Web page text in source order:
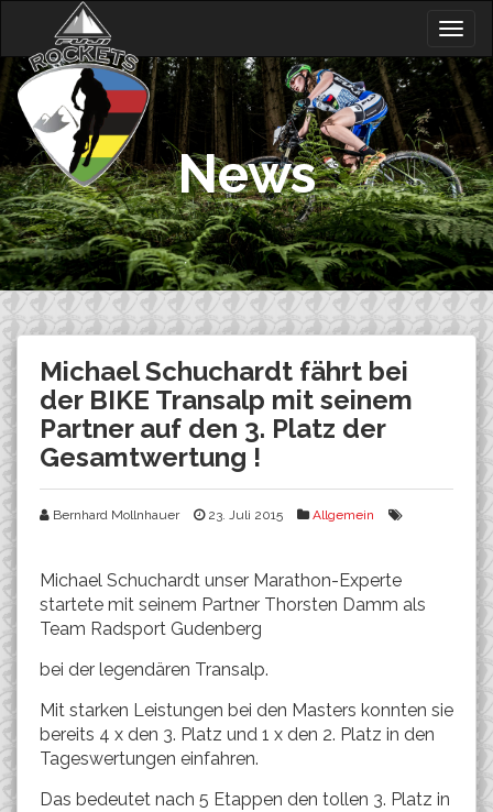
content
News
Michael Schuchardt fährt bei
der BIKE Transalp mit seinem
Partner auf den 3. Platz der
Gesamtwertung !
Bernhard Mollnhauer 23. Juli 2015 Allgemein
Michael Schuchardt unser Marathon-Experte
startete mit seinem Partner Thorsten Damm als
Team Radsport Gudenberg
bei der legendären Transalp.
Mit starken Leistungen bei den Masters konnten sie
bereits 4 x den 3. Platz und 1 x den 2. Platz in den
Tageswertungen einfahren.
Das bedeutet nach 5 Etappen den tollen 3. Platz in